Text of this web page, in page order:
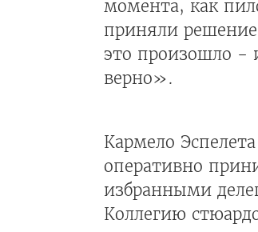
момента, как
приняли
это произошло -
верно».
Кармело
оперативно
избранными
Коллегию